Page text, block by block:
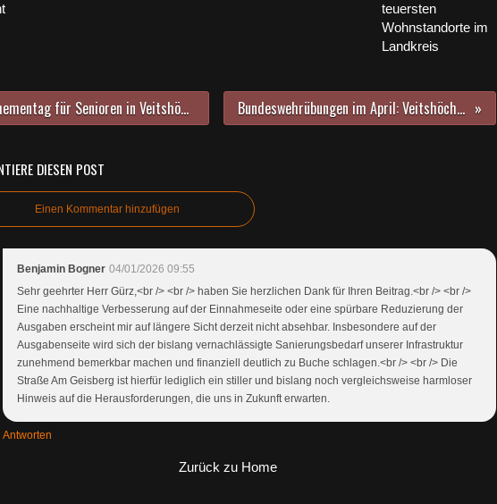
teuersten
Wohnstandorte im
Landkreis
Thementag für Senioren in Veitshöchheim: Navigation mit Komoot und Google Maps Bundeswehrübungen im April: Veitshöchheim von Verkehrsbehinderungen besonders betroffen
DIESEN POST
Einen Kommentar hinzufügen
Benjamin Bogner 04/01/2026 09:55
Sehr geehrter Herr Gürz,<br /> <br /> haben Sie herzlichen Dank für Ihren Beitrag.<br /> <br />
Eine nachhaltige Verbesserung auf der Einnahmeseite oder eine spürbare Reduzierung der
Ausgaben erscheint mir auf längere Sicht derzeit nicht absehbar. Insbesondere auf der
Ausgabenseite wird sich der bislang vernachlässigte Sanierungsbedarf unserer Infrastruktur
zunehmend bemerkbar machen und finanziell deutlich zu Buche schlagen.<br /> <br /> Die
Straße Am Geisberg ist hierfür lediglich ein stiller und bislang noch vergleichsweise harmloser
Hinweis auf die Herausforderungen, die uns in Zukunft erwarten.
Antworten
Zurück zu Home